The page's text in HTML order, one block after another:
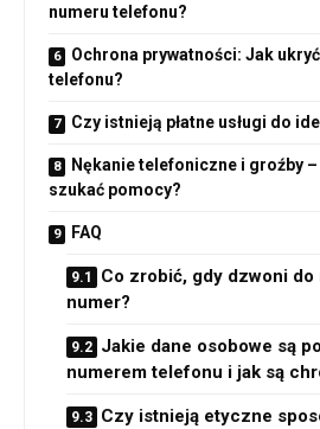
numeru telefonu?
Ochrona prywatności: Jak
telefonu?
Czy istnieją płatne usługi do
Nękanie telefoniczne i groźby
szukać pomocy?
FAQ
Co zrobić, gdy dzwoni
numer?
Jakie dane osobowe są
numerem telefonu i jak są
Czy istnieją etyczne